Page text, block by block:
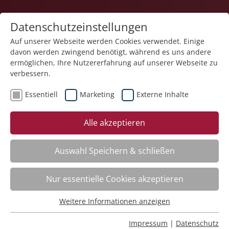
1
Veranstaltung "Europäisches und nationales
Medizinprodukterecht für Medizinprodukte-
Beauftragte gemäß MPBetreibV" (Nr. 13) wurde in
den Warenkorb gelegt.
Fachbereich
ADHS. Aufmerksamkeitsdefizit-Hyperaktivitätsstörung
Nr.:
261101
Datenschutzeinstellungen
Auf unserer Webseite werden Cookies verwendet. Einige
davon werden zwingend benötigt, während es uns andere
ermöglichen, Ihre Nutzererfahrung auf unserer Webseite zu
verbessern.
Essentiell Marketing Externe Inhalte
Alle akzeptieren
Auswahl Speichern & schließen
Nur essentielle Cookies akzeptieren
Essentielle Cookies werden für grundlegende Funktionen
Weitere Informationen anzeigen
Impressum | Datenschutz